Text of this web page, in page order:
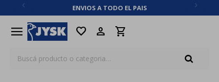
ENVIOS A TODO EL PAIS
menu favorite
close